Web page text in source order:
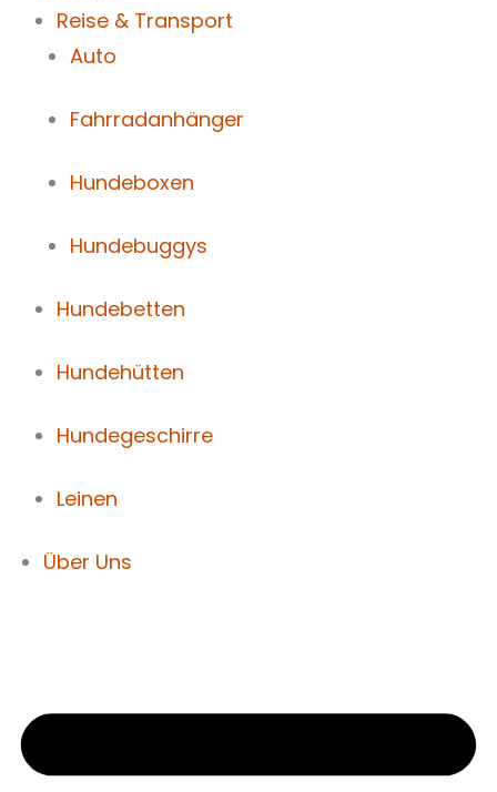
Reise & Transport
Auto
Fahrradanhänger
Hundeboxen
Hundebuggys
Hundebetten
Hundehütten
Hundegeschirre
Leinen
Über Uns